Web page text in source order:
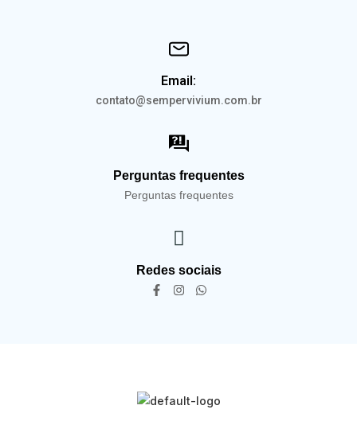
Email:
contato@sempervivium.com.br
Perguntas frequentes
Perguntas frequentes
Redes sociais